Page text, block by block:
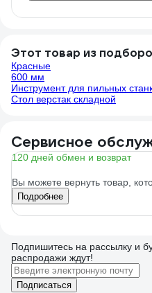
Этот товар из
Красные
600 мм
Инструмент для пильных
Стол верстак складной
Сервисное
120 дней обмен и возврат
Вы можете вернуть товар,
Подробнее
Подпишитесь на рассылку и
распродажи ждут!
Подписаться